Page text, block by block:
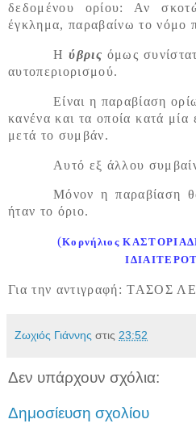
δεδομένου ορίου: Αν
έγκλημα, παραβαίνω το νόμο
Ηύβρις όμως
αυτοπεριορισμού.
Είναι η παραβίαση
κανένα και τα οποία κατά μία
μετά το συμβάν.
Αυτό εξ άλλου
Μόνον η παραβίαση
ήταν το όριο.
(Κορνήλιος
Για την αντιγραφή: ΤΑΣΟΣ
Ζωχιός Γιάννης στις 23:52
Δεν υπάρχουν σχόλια:
Δημοσίευση σχολίου